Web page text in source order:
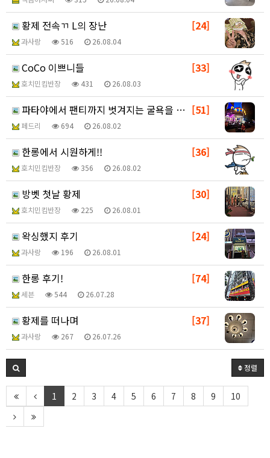
[24]
황제 전속ㄲ L의 장난
과사랑 516 26.08.04
[33]
CoCo 이쁘니들
호치민킴반장 431 26.08.03
[51]
파타야에서 팬티까지 벗겨지는 굴욕을 맛보다(살색사진없음…
페드리 694 26.08.02
[36]
한롱에서 시원하게!!
호치민킴반장 356 26.08.02
[30]
방벳 첫날 황제
호치민킴반장 225 26.08.01
[24]
왁싱했지 후기
과사랑 196 26.08.01
[74]
한롱 후기!
세븐 544 26.07.28
[37]
황제를 떠나며
과사랑 267 26.07.26
정렬
1 2 3 4 5 6 7 8 9 10